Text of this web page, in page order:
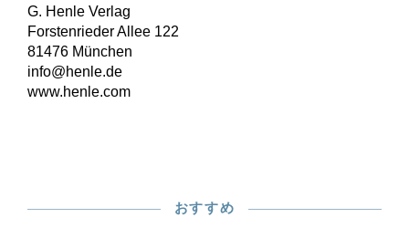
G. Henle Verlag
Forstenrieder Allee 122
81476 München
info@henle.de
www.henle.com
おすすめ